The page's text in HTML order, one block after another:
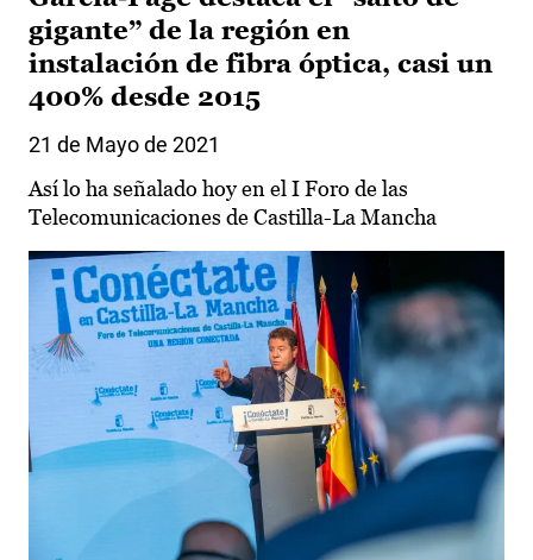
gigante” de la región en
instalación de fibra óptica, casi un
400% desde 2015
21 de Mayo de 2021
Así lo ha señalado hoy en el I Foro de las
Telecomunicaciones de Castilla-La Mancha